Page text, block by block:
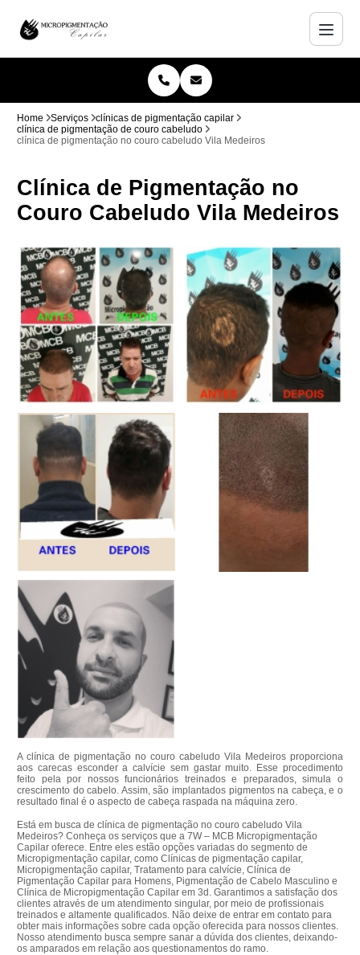
Home Serviços
clínicas de pigmentação capilar
clínica de pigmentação de couro cabeludo
clínica de pigmentação no couro cabeludo Vila Medeiros
Clínica de Pigmentação no
Couro Cabeludo Vila Medeiros
A clínica de pigmentação no couro cabeludo Vila Medeiros proporciona
aos carecas esconder a calvície sem gastar muito. Esse procedimento
feito pela por nossos funcionários treinados e preparados, simula o
crescimento do cabelo. Assim, são implantados pigmentos na cabeça, e o
resultado final é o aspecto de cabeça raspada na máquina zero.
Está em busca de clínica de pigmentação no couro cabeludo Vila
Medeiros? Conheça os serviços que a 7W – MCB Micropigmentação
Capilar oferece. Entre eles estão opções variadas do segmento de
Micropigmentação capilar, como Clínicas de pigmentação capilar,
Micropigmentação capilar, Tratamento para calvície, Clínica de
Pigmentação Capilar para Homens, Pigmentação de Cabelo Masculino e
Clínica de Micropigmentação Capilar em 3d. Garantimos a satisfação dos
clientes através de um atendimento singular, por meio de profissionais
treinados e altamente qualificados. Não deixe de entrar em contato para
obter mais informações sobre cada opção oferecida para nossos clientes.
Nosso atendimento busca sempre sanar a dúvida dos clientes, deixando-
os amparados em relação aos questionamentos do ramo.